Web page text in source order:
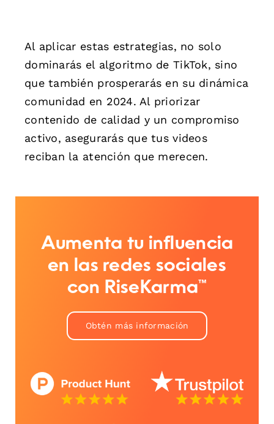
Al aplicar estas estrategias, no solo
dominarás el algoritmo de TikTok, sino
que también prosperarás en su dinámica
comunidad en 2024. Al priorizar
contenido de calidad y un compromiso
activo, asegurarás que tus videos
reciban la atención que merecen.
Aumenta tu influencia
en las redes sociales
con RiseKarma™
Obtén más información